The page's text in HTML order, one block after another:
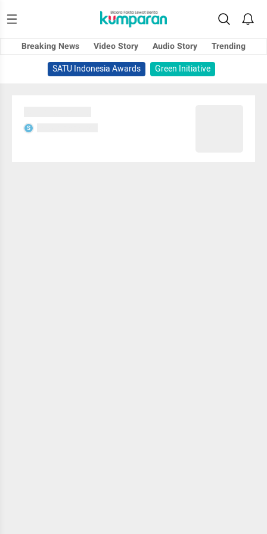
Breaking News Video Story Audio Story
Trending
SATU Indonesia Awards
Green Initiative
S